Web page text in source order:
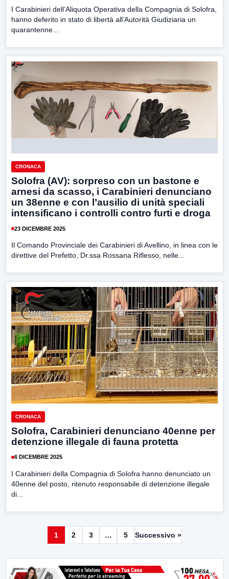
I Carabinieri dell’Aliquota Operativa della Compagnia di Solofra,
hanno deferito in stato di libertà all’Autorità Giudiziaria un
quarantenne...
CRONACA
Solofra (AV): sorpreso con un bastone e
arnesi da scasso, i Carabinieri denunciano
un 38enne e con l’ausilio di unità speciali
intensificano i controlli contro furti e droga
23 DICEMBRE 2025
Il Comando Provinciale dei Carabinieri di Avellino, in linea con le
direttive del Prefetto, Dr.ssa Rossana Riflesso, nelle...
CRONACA
Solofra, Carabinieri denunciano 40enne per
detenzione illegale di fauna protetta
6 DICEMBRE 2025
I Carabinieri della Compagnia di Solofra hanno denunciato un
40enne del posto, ritenuto responsabile di detenzione illegale
di...
1 2 3 … 5 Successivo »